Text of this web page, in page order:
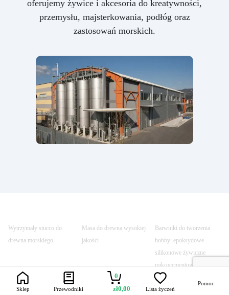
oferujemy żywice i akcesoria do kreatywności,
przemysłu, majsterkowania, podłóg oraz
zastosowań morskich.
Wytrzymały stucco do
drewna morskiego
Masa do drewna wysokiej
jakości
Barwniki do tworzenia
hobby: epoksydowe
silikonowe żywiczne
mikrocementowe -
RESINPRO
Sklep Przewodniki
0
zł0,00 Lista życzeń
Pomoc